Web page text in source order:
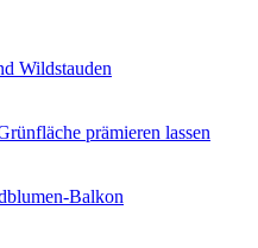
Wildstauden
prämieren lassen
Balkon